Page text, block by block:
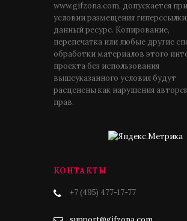
www.gifzona.com, допускается при
условии размещения
данный ресурс. Копирование,
перепечатка или любые другие
обработки материалов этого
проекта без использования
вышеуказанного условия будут
расценены как нарушения
прав.
КОНТАКТЫ
+7 (495) 477-17-77